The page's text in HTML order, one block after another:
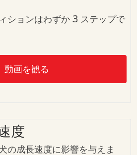
ションはわずか 3 ステップで
動画を観る
度
の成長速度に影響を与えま